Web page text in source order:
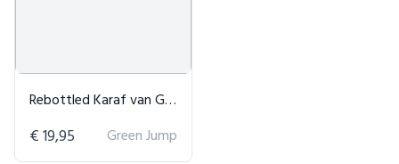
Rebottled Karaf van Geupcycled Glas
€ 19,95 Green Jump